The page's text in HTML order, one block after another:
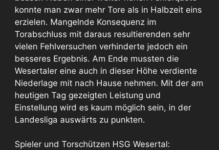
konnte man zwar mehr Tore als in Halbzeit eins
erzielen. Mangelnde Konsequenz im
Torabschluss mit daraus resultierenden sehr
vielen Fehlversuchen verhinderte jedoch ein
besseres Ergebnis. Am Ende mussten die
Wesertaler eine auch in dieser Höhe verdiente
Niederlage mit nach Hause nehmen. Mit der am
heutigen Tag gezeigten Leistung und
Einstellung wird es kaum möglich sein, in der
Landesliga auswärts zu punkten.
Spieler und Torschützen HSG Wesertal: